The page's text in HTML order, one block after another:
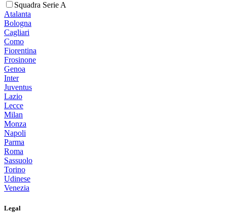
Squadra Serie A
Atalanta
Bologna
Cagliari
Como
Fiorentina
Frosinone
Genoa
Inter
Juventus
Lazio
Lecce
Milan
Monza
Napoli
Parma
Roma
Sassuolo
Torino
Udinese
Venezia
Legal